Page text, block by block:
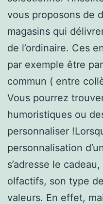
vous proposons de
magasins qui
de l’ordinaire. Ces
par exemple être
commun ( entre
Vous pourrez
humoristiques ou
personnaliser
personnalisation
s’adresse le
olfactifs, son type
valeurs. En effet,